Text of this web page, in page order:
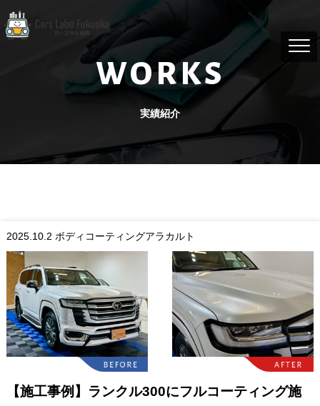
WORKS
実績紹介
2025.10.2 ボディコーティングアラカルト
【施工事例】ランクル300にフルコーティング施